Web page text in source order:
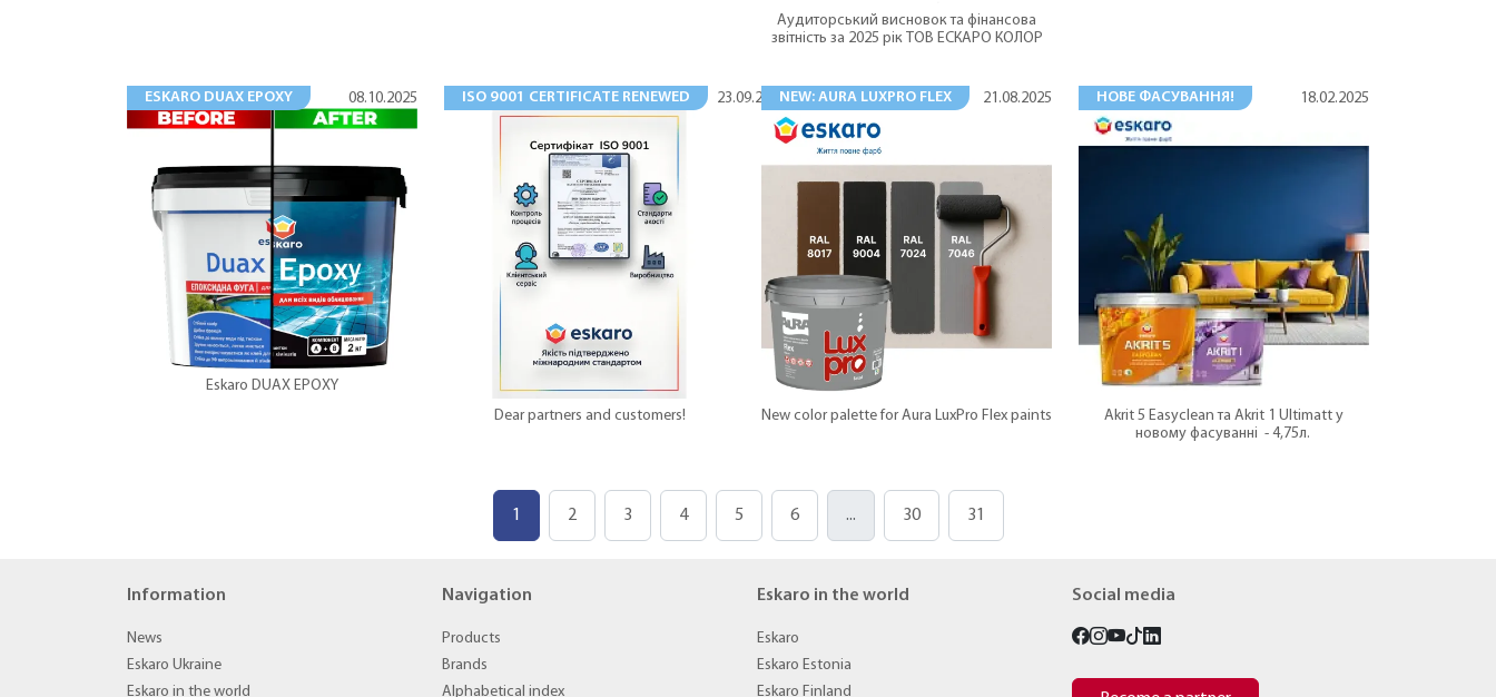
Аудиторський висновок та фінансова
звітність за 2025 рік ТОВ ЕСКАРО КОЛОР
ESKARO DUAX EPOXY 08.10.2025
Eskaro DUAX EPOXY
ISO 9001 CERTIFICATE RENEWED 23.09.2025
Dear partners and customers!
NEW: AURA LUXPRO FLEX 21.08.2025
New color palette for Aura LuxPro Flex paints
НОВЕ ФАСУВАННЯ! 18.02.2025
Akrit 5 Easyclean та Akrit 1 Ultimatt у
новому фасуванні - 4,75л.
1 2 3 4 5 6 ... 30 31
Information
News
Eskaro Ukraine
Eskaro in the world
Navigation
Products
Brands
Alphabetical index
Eskaro in the world
Eskaro
Eskaro Estonia
Eskaro Finland
Social media